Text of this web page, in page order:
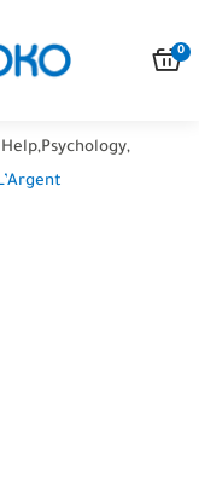
0
,Psychology,